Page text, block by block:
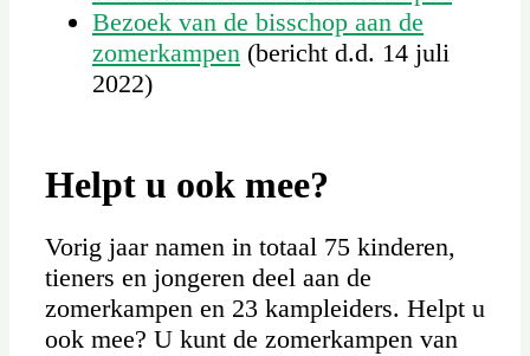
Bezoek van de bisschop aan de
zomerkampen(bericht d.d. 14 juli
2022)
Helpt u ook mee?
Vorig jaar namen in totaal 75 kinderen,
tieners en jongeren deel aan de
zomerkampen en 23 kampleiders. Helpt u
ook mee? U kunt de zomerkampen van